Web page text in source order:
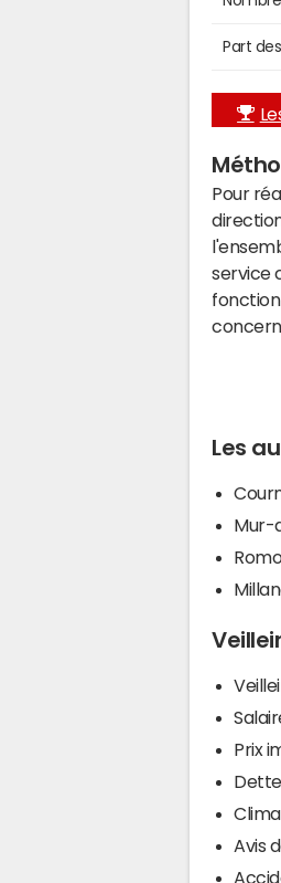
Part
Pour
service
fonction
Les
Mur-
Prix
Avis